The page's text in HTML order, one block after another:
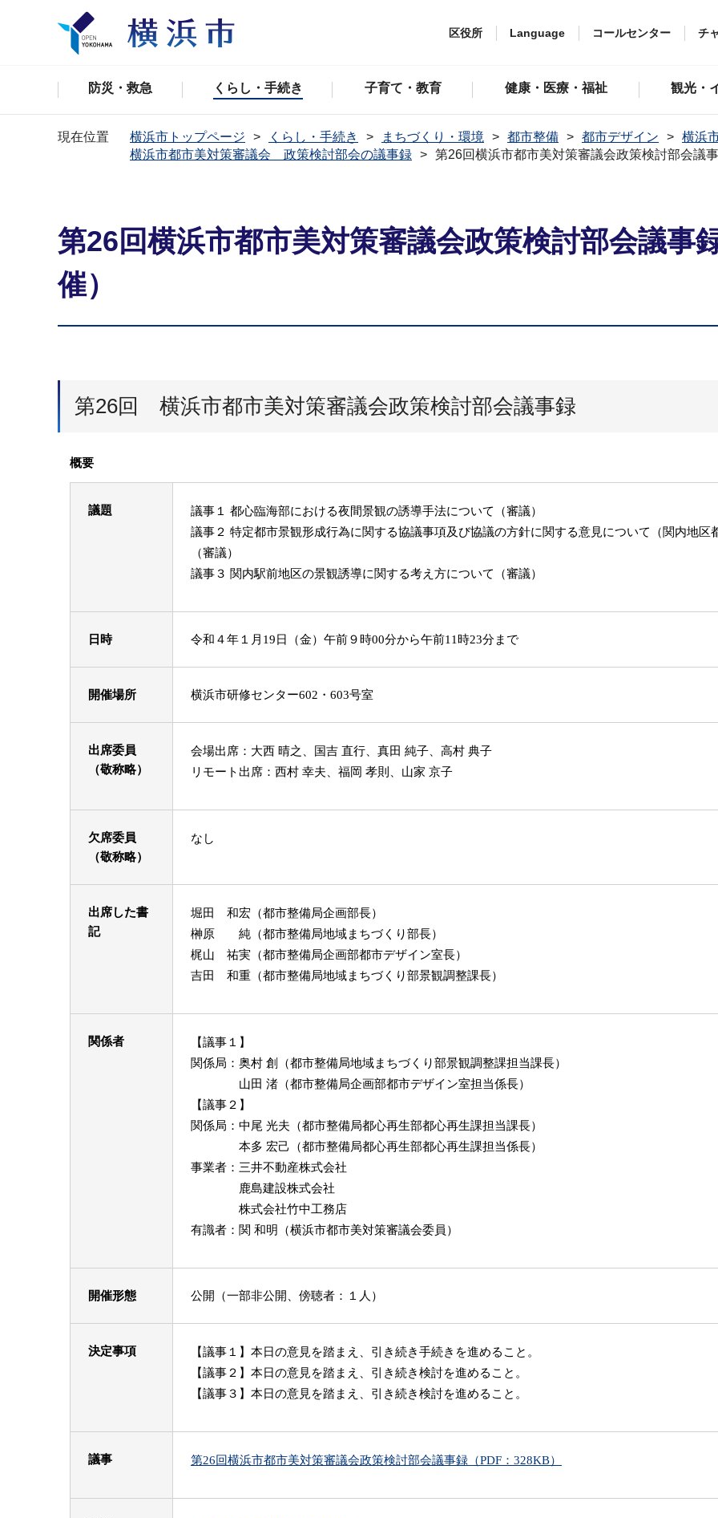
区役所 Language コールセンター チ
防災・救急 くらし・手続き 子育て・教育 健康・医療・福祉 観光・
現在位置 横浜市トップページ くらし・手続き まちづくり・環境 都市整備 都市デザイン 横浜
横浜市都市美対策審議会 政策検討部会の議事録
第26回横浜市都市美対策審議会政策検討部会議
第26回横浜市都市美対策審議会政策検討部会議事
催）
第26回 横浜市都市美対策審議会政策検討部会議事録
概要
議題
議事１ 都心臨海部における夜間景観の誘導手法について（審議）
議事２ 特定都市景観形成行為に関する協議事項及び協議の方針に関する意見について（関内地区
（審議）
議事３ 関内駅前地区の景観誘導に関する考え方について（審議）
日時 令和４年１月19日（金）午前９時00分から午前11時23分まで
開催場所 横浜市研修センター602・603号室
出席委員
（敬称略）
会場出席：大西 晴之、国吉 直行、真田 純子、高村 典子
リモート出席：西村 幸夫、福岡 孝則、山家 京子
欠席委員
（敬称略）
なし
出席した書
記
堀田 和宏（都市整備局企画部長）
榊原 純（都市整備局地域まちづくり部長）
梶山 祐実（都市整備局企画部都市デザイン室長）
吉田 和重（都市整備局地域まちづくり部景観調整課長）
関係者
【議事１】
関係局：奥村 創（都市整備局地域まちづくり部景観調整課担当課長）
山田 渚（都市整備局企画部都市デザイン室担当係長）
【議事２】
関係局：中尾 光夫（都市整備局都心再生部都心再生課担当課長）
本多 宏己（都市整備局都心再生部都心再生課担当係長）
事業者：三井不動産株式会社
鹿島建設株式会社
株式会社竹中工務店
有識者：関 和明（横浜市都市美対策審議会委員）
開催形態 公開（一部非公開、傍聴者：１人）
決定事項
【議事１】本日の意見を踏まえ、引き続き手続きを進めること。
【議事２】本日の意見を踏まえ、引き続き検討を進めること。
【議事３】本日の意見を踏まえ、引き続き検討を進めること。
議事 第26回横浜市都市美対策審議会政策検討部会議事録（PDF：328KB）